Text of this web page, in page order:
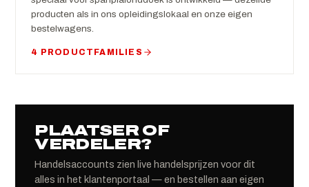
producten als in ons opleidingslokaal en onze eigen
bestelwagens.
4 PRODUCTFAMILIES
PLAATSER OF
VERDELER?
Handelsaccounts zien live handelsprijzen voor dit
alles in het klantenportaal — en bestellen aan eigen